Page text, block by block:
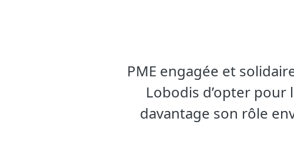
PME engagée et
Lobodis d’opter pour
davantage son rôle